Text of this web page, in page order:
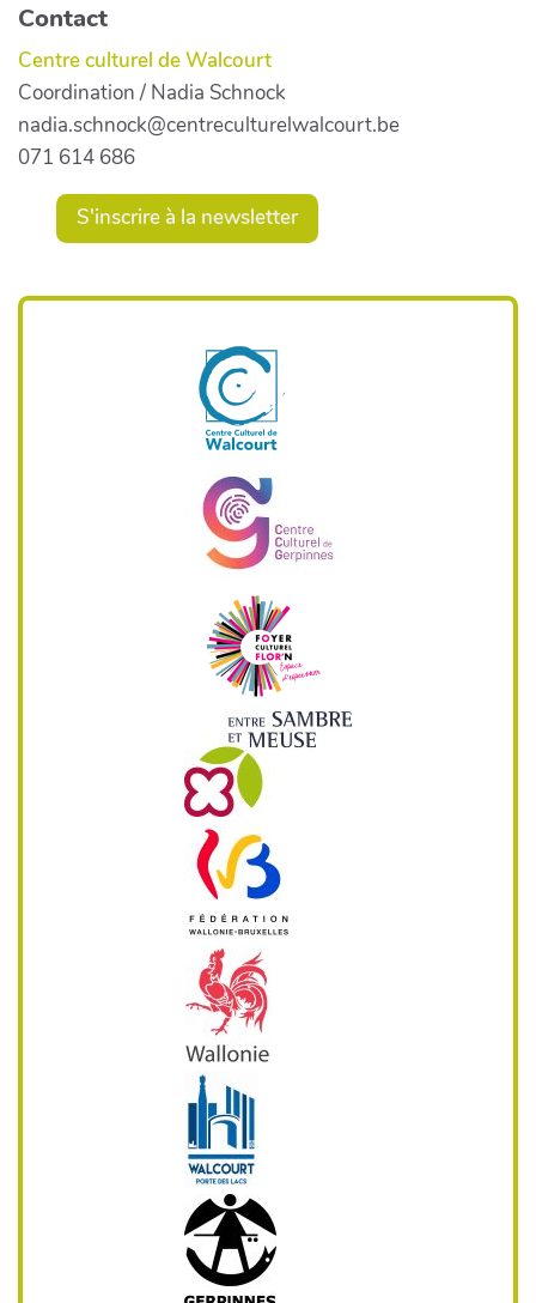
Contact
Centre culturel de Walcourt
Coordination / Nadia Schnock
nadia.schnock@centreculturelwalcourt.be
071 614 686
S'inscrire à la newsletter